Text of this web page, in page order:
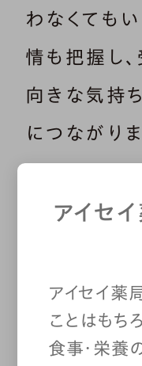
わなくても
情も把握し
向きな気持
につながりま
メリット
ジャーナリ
観察すると
アイセ
アイセイ薬
ことはもち
食事・栄養